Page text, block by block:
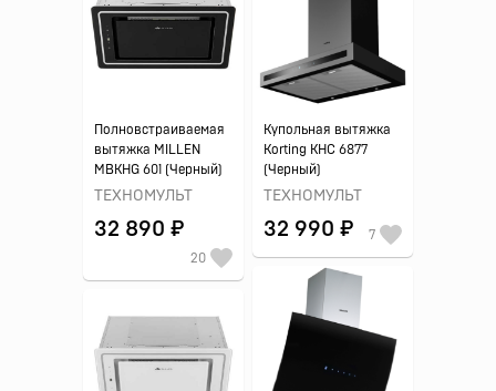
Полновстраиваемая
вытяжка MILLEN
MBKHG 601 (Черный)
ТЕХНОМУЛЬТ
32 890 ₽
20
Купольная вытяжка
Korting KHC 6877
(Черный)
ТЕХНОМУЛЬТ
32 990 ₽ 7